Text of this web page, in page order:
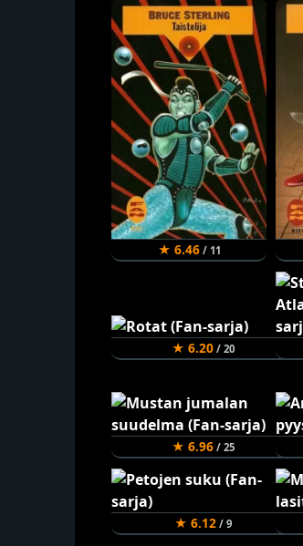
★ 6.46/ 11
★ 6.20/ 20
★ 6.96/ 25
★ 6.12/ 9